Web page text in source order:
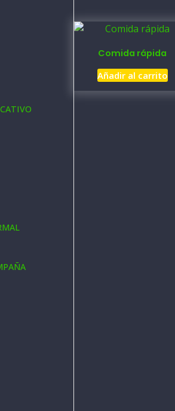
Comida rápida
Añadir al carrito